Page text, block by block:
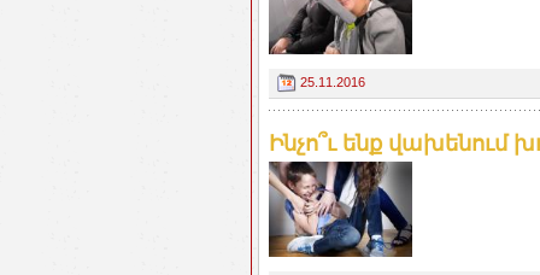
25.11.2016
Ինչո՞ւ ենք վախենում